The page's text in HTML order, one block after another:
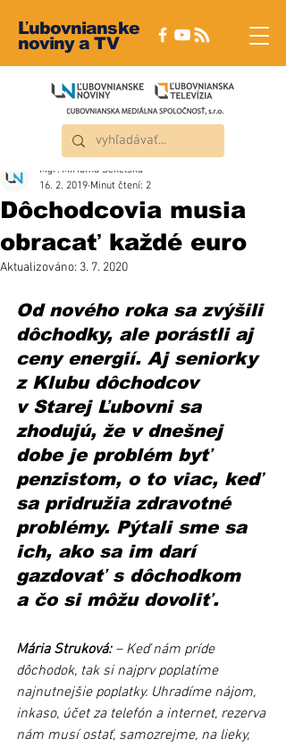
Ľubovnianske
noviny a TV
Dôchodcovia musia
obracať každé euro
Mgr. Miriama Sekelská
16. 2. 2019 Minut čtení: 2
Aktualizováno: 3. 7. 2020
Od nového roka sa zvýšili
dôchodky, ale porástli aj
ceny energií. Aj seniorky
z Klubu dôchodcov
v Starej Ľubovni sa
zhodujú, že v dnešnej
dobe je problém byť
penzistom, o to viac, keď
sa pridružia zdravotné
problémy. Pýtali sme sa
ich, ako sa im darí
gazdovať s dôchodkom
a čo si môžu dovoliť.
Mária Struková: – Keď nám príde
dôchodok, tak si najprv poplatíme
najnutnejšie poplatky. Uhradíme nájom,
inkaso, účet za telefón a internet, rezerva
nám musí ostať, samozrejme, na lieky,